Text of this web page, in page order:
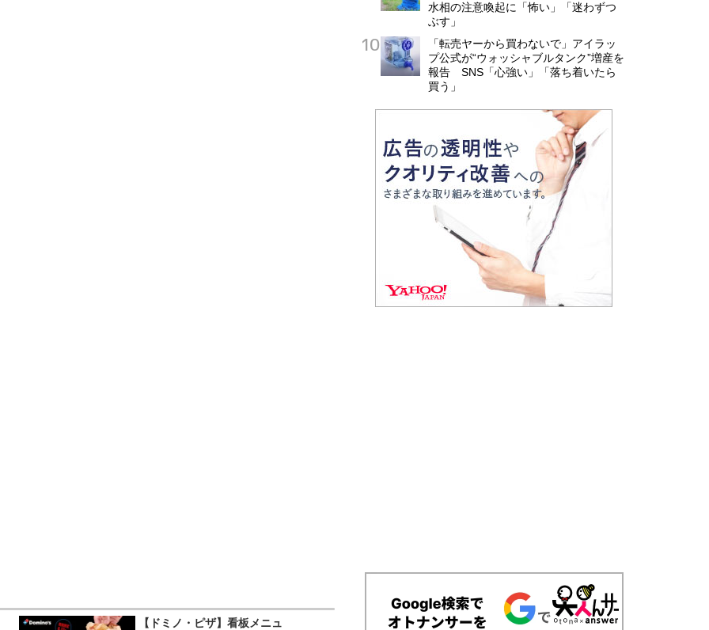
【ドミノ・ピザ】看板メニュ
水相の注意喚起に「怖い」「迷わずつ
ぶす」
「転売ヤーから買わないで」アイラッ
プ公式が“ウォッシャブルタンク”増産を
報告 SNS「心強い」「落ち着いたら
買う」